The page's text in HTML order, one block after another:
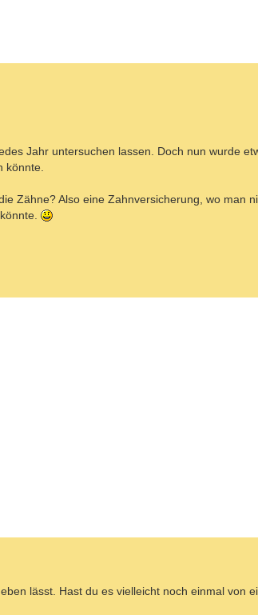
SUCHE
Jahr untersuchen lassen. Doch nun wurde
könnte.
Zähne? Also eine Zahnversicherung, wo man
lässt. Hast du es vielleicht noch einmal von